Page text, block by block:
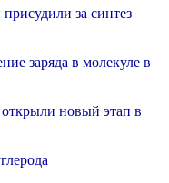
за синтез
заряда в молекуле в
новый этап в